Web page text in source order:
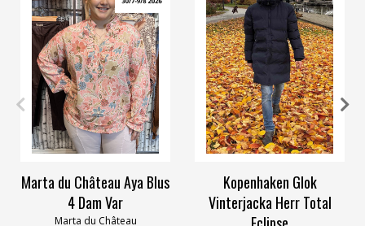
S/M
Marta du Château Aya Blus
4 Dam Var
Marta du Château
L
Kopenhaken Glok
Vinterjacka Herr Total